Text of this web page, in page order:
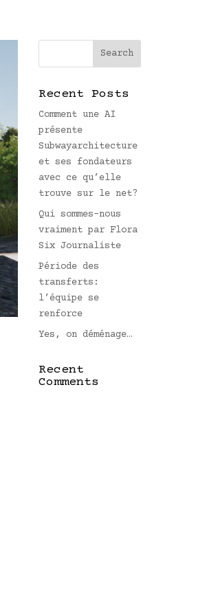
Recent Posts
Comment une AI
présente
Subwayarchitecture
et ses fondateurs
avec ce qu’elle
trouve sur le net?
Qui sommes-nous
vraiment par Flora
Six Journaliste
Période des
transferts:
l’équipe se
renforce
Yes, on déménage…
Recent
Comments